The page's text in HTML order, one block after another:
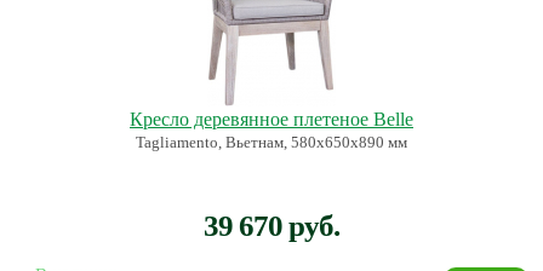
Кресло деревянное плетеное Belle
Tagliamento, Вьетнам, 580х650х890 мм
39 670 руб.